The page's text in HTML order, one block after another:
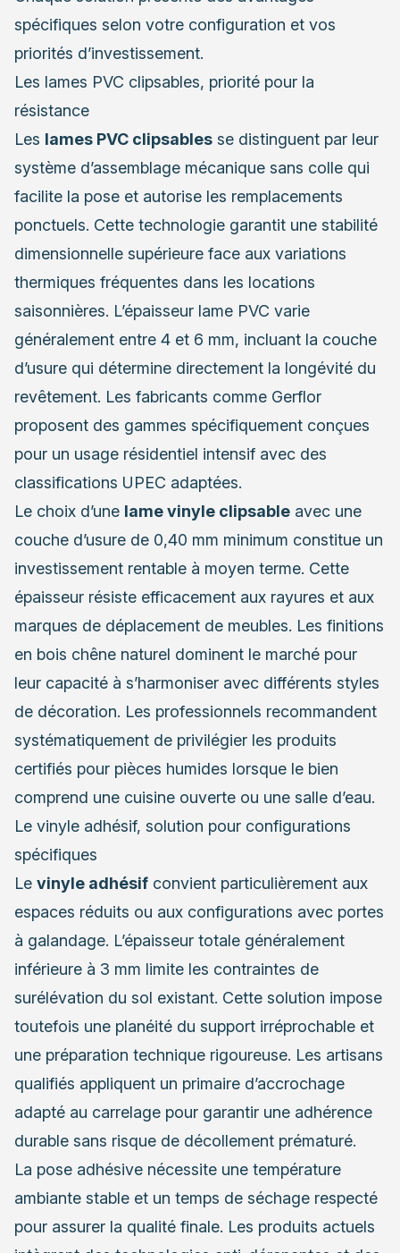
spécifiques selon votre configuration et vos
priorités d’investissement.
Les lames PVC clipsables, priorité pour la
résistance
Les lames PVC clipsables se distinguent par leur
système d’assemblage mécanique sans colle qui
facilite la pose et autorise les remplacements
ponctuels. Cette technologie garantit une stabilité
dimensionnelle supérieure face aux variations
thermiques fréquentes dans les locations
saisonnières. L’épaisseur lame PVC varie
généralement entre 4 et 6 mm, incluant la couche
d’usure qui détermine directement la longévité du
revêtement. Les fabricants comme Gerflor
proposent des gammes spécifiquement conçues
pour un usage résidentiel intensif avec des
classifications UPEC adaptées.
Le choix d’une lame vinyle clipsable avec une
couche d’usure de 0,40 mm minimum constitue un
investissement rentable à moyen terme. Cette
épaisseur résiste efficacement aux rayures et aux
marques de déplacement de meubles. Les finitions
en bois chêne naturel dominent le marché pour
leur capacité à s’harmoniser avec différents styles
de décoration. Les professionnels recommandent
systématiquement de privilégier les produits
certifiés pour pièces humides lorsque le bien
comprend une cuisine ouverte ou une salle d’eau.
Le vinyle adhésif, solution pour configurations
spécifiques
Le vinyle adhésif convient particulièrement aux
espaces réduits ou aux configurations avec portes
à galandage. L’épaisseur totale généralement
inférieure à 3 mm limite les contraintes de
surélévation du sol existant. Cette solution impose
toutefois une planéité du support irréprochable et
une préparation technique rigoureuse. Les artisans
qualifiés appliquent un primaire d’accrochage
adapté au carrelage pour garantir une adhérence
durable sans risque de décollement prématuré.
La pose adhésive nécessite une température
ambiante stable et un temps de séchage respecté
pour assurer la qualité finale. Les produits actuels